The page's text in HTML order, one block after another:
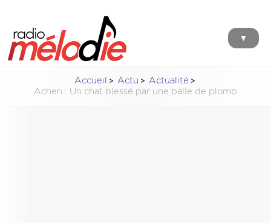
▼
Accueil Actu
Actualité
Achen : Un chat blessé par une balle de plomb